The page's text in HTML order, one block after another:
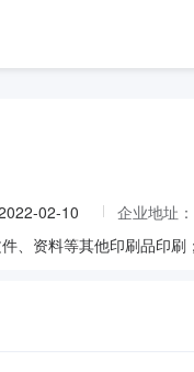
02-10 企业地址：